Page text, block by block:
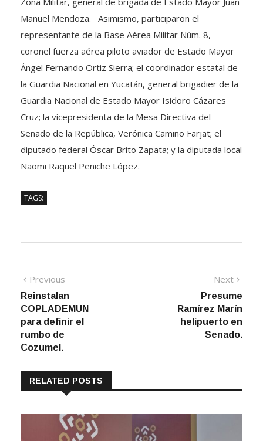
Manuel Mendoza. Asimismo, participaron el
representante de la Base Aérea Militar Núm. 8,
coronel fuerza aérea piloto aviador de Estado Mayor
Ángel Fernando Ortiz Sierra; el coordinador estatal de
la Guardia Nacional en Yucatán, general brigadier de la
Guardia Nacional de Estado Mayor Isidoro Cázares
Cruz; la vicepresidenta de la Mesa Directiva del
Senado de la República, Verónica Camino Farjat; el
diputado federal Óscar Brito Zapata; y la diputada local
Naomi Raquel Peniche López.
TAGS:
Navegación
de
entradas
Previous
post:
Reinstalan
COPLADEMUN
para definir el
rumbo de
Cozumel.
Next
Presume
Ramírez Marín
helipuerto en
Senado.
RELATED POSTS